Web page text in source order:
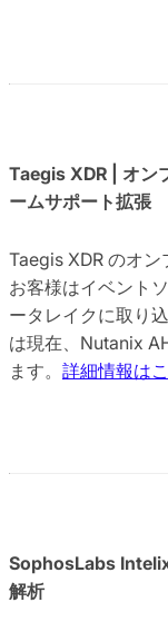
Taegis XDR | オン
ームサポート拡張
Taegis XDR のオン
お客様はイベント
ータレイクに取り
は現在、Nutanix
ます。 詳細情報は
SophosLabs
解析